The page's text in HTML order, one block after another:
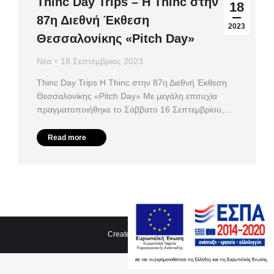
18
2023
87η Διεθνή Έκθεση
Θεσσαλονίκης «Pitch Day»
Νέα 18 Σεπτέμβριος 2023
Thinc Day Trips Η Thinc στην 87η Διεθνή Έκθεση
Θεσσαλονίκης «Pitch Day» Με μεγάλη επιτυχία
πραγματοποιήθηκε το Σάββατο 16 Σεπτεμβρίου,…
Read more
Created byTen06